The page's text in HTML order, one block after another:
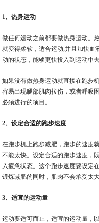
1、热身运动
做任何运动之前都要做热身运动。
就变得柔软，适合运动;并且加快血
动的状态，能够更快投入到运动中去
如果没有做热身运动就直接在跑步
容易出现腿部肌肉拉伤，或者呼吸
必须进行的项目。
2、设定合适的跑步速度
在跑步机上跑步减肥，跑步的速度
不能太快。设定合适的跑步速度，
入疲惫状态。这个跑步速度要设定
锻炼减肥的同时，肌肉不会承受太大
3、适宜的运动量
运动要适可而止，适宜的运动量，